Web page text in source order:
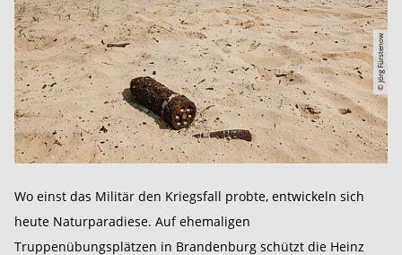
© Jörg Fürstenow
Wo einst das Militär den Kriegsfall probte, entwickeln sich
heute Naturparadiese. Auf ehemaligen
Truppenübungsplätzen in Brandenburg schützt die Heinz